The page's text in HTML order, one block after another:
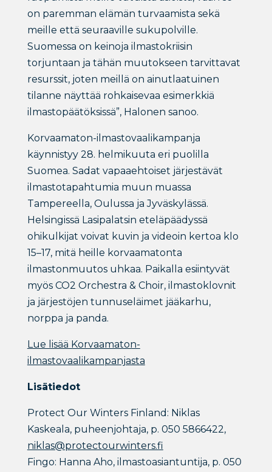
on paremman elämän turvaamista sekä
meille että seuraaville sukupolville.
Suomessa on keinoja ilmastokriisin
torjuntaan ja tähän muutokseen tarvittavat
resurssit, joten meillä on ainutlaatuinen
tilanne näyttää rohkaisevaa esimerkkiä
ilmastopäätöksissä”, Halonen sanoo.
Korvaamaton-ilmastovaalikampanja
käynnistyy 28. helmikuuta eri puolilla
Suomea. Sadat vapaaehtoiset järjestävät
ilmastotapahtumia muun muassa
Tampereella, Oulussa ja Jyväskylässä.
Helsingissä Lasipalatsin eteläpäädyssä
ohikulkijat voivat kuvin ja videoin kertoa klo
15–17, mitä heille korvaamatonta
ilmastonmuutos uhkaa. Paikalla esiintyvät
myös CO2 Orchestra & Choir, ilmastoklovnit
ja järjestöjen tunnuseläimet jääkarhu,
norppa ja panda.
Lue lisää Korvaamaton-
ilmastovaalikampanjasta
Lisätiedot
Protect Our Winters Finland: Niklas
Kaskeala, puheenjohtaja, p. 050 5866422,
niklas@protectourwinters.fi
Fingo: Hanna Aho, ilmastoasiantuntija, p. 050